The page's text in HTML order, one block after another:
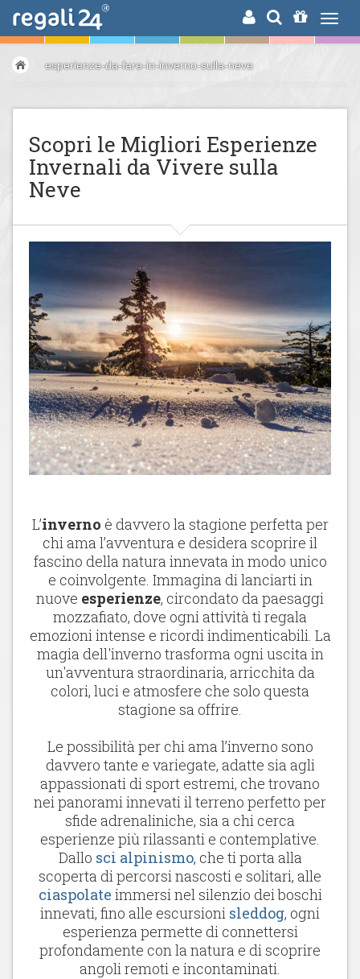
RICERCA
esperienze-da-fare-in-inverno-sulla-neve
Scopri le Migliori Esperienze
Invernali da Vivere sulla
Neve
L’inverno è davvero la stagione perfetta per
chi ama l’avventura e desidera scoprire il
fascino della natura innevata in modo unico
e coinvolgente. Immagina di lanciarti in
nuove esperienze, circondato da paesaggi
mozzafiato, dove ogni attività ti regala
emozioni intense e ricordi indimenticabili. La
magia dell'inverno trasforma ogni uscita in
un'avventura straordinaria, arricchita da
colori, luci e atmosfere che solo questa
stagione sa offrire.
Le possibilità per chi ama l’inverno sono
davvero tante e variegate, adatte sia agli
appassionati di sport estremi, che trovano
nei panorami innevati il terreno perfetto per
sfide adrenaliniche, sia a chi cerca
esperienze più rilassanti e contemplative.
Dallo sci alpinismo, che ti porta alla
scoperta di percorsi nascosti e solitari, alle
ciaspolate immersi nel silenzio dei boschi
innevati, fino alle escursioni sleddog, ogni
esperienza permette di connettersi
profondamente con la natura e di scoprire
angoli remoti e incontaminati.